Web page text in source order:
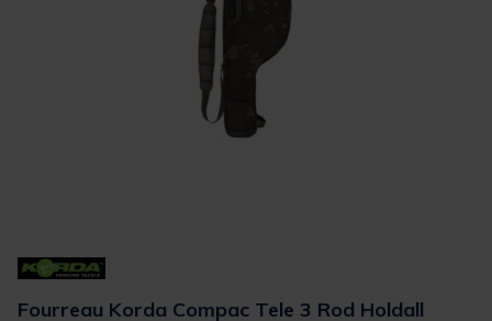
Fourreau Korda Compac Tele 3 Rod Holdall